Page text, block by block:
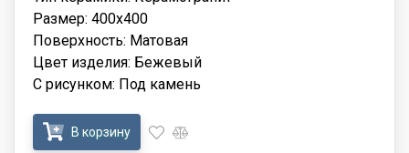
Размер: 400x400
Поверхность: Матовая
Цвет изделия: Бежевый
С рисунком: Под камень
В корзину